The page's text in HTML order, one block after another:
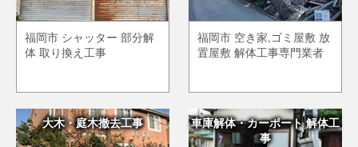
福岡市 シャッター 部分解
体 取り換え工事
福岡市 空き家,ゴミ屋敷 放
置屋敷 解体工事専門業者
大木・庭木撤去工事
車庫解体・カーポート 解体工
事